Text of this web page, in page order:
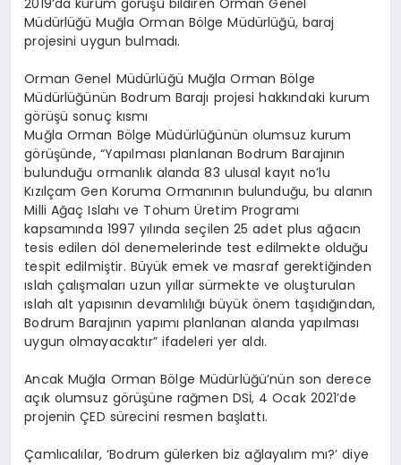
2019’da kurum görüşü bildiren Orman Genel
Müdürlüğü Muğla Orman Bölge Müdürlüğü, baraj
projesini uygun bulmadı.
Orman Genel Müdürlüğü Muğla Orman Bölge
Müdürlüğünün Bodrum Barajı projesi hakkındaki kurum
görüşü sonuç kısmı
Muğla Orman Bölge Müdürlüğünün olumsuz kurum
görüşünde, “Yapılması planlanan Bodrum Barajının
bulunduğu ormanlık alanda 83 ulusal kayıt no’lu
Kızılçam Gen Koruma Ormanının bulunduğu, bu alanın
Milli Ağaç Islahı ve Tohum Üretim Programı
kapsamında 1997 yılında seçilen 25 adet plus ağacın
tesis edilen döl denemelerinde test edilmekte olduğu
tespit edilmiştir. Büyük emek ve masraf gerektiğinden
ıslah çalışmaları uzun yıllar sürmekte ve oluşturulan
ıslah alt yapısının devamlılığı büyük önem taşıdığından,
Bodrum Barajının yapımı planlanan alanda yapılması
uygun olmayacaktır” ifadeleri yer aldı.
Ancak Muğla Orman Bölge Müdürlüğü’nün son derece
açık olumsuz görüşüne rağmen DSİ, 4 Ocak 2021’de
projenin ÇED sürecini resmen başlattı.
Çamlıcalılar, ‘Bodrum gülerken biz ağlayalım mı?’ diye